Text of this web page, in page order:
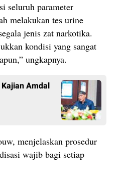
seluruh parameter
melakukan tes urine
jenis zat narkotika.
kondisi yang sangat
ungkapnya.
Amdal
menjelaskan prosedur
wajib bagi setiap